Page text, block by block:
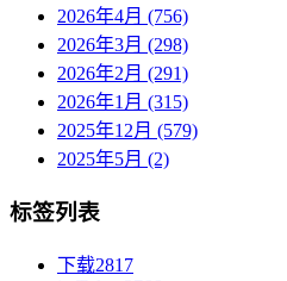
2026年4月 (756)
2026年3月 (298)
2026年2月 (291)
2026年1月 (315)
2025年12月 (579)
2025年5月 (2)
标签列表
下载2817